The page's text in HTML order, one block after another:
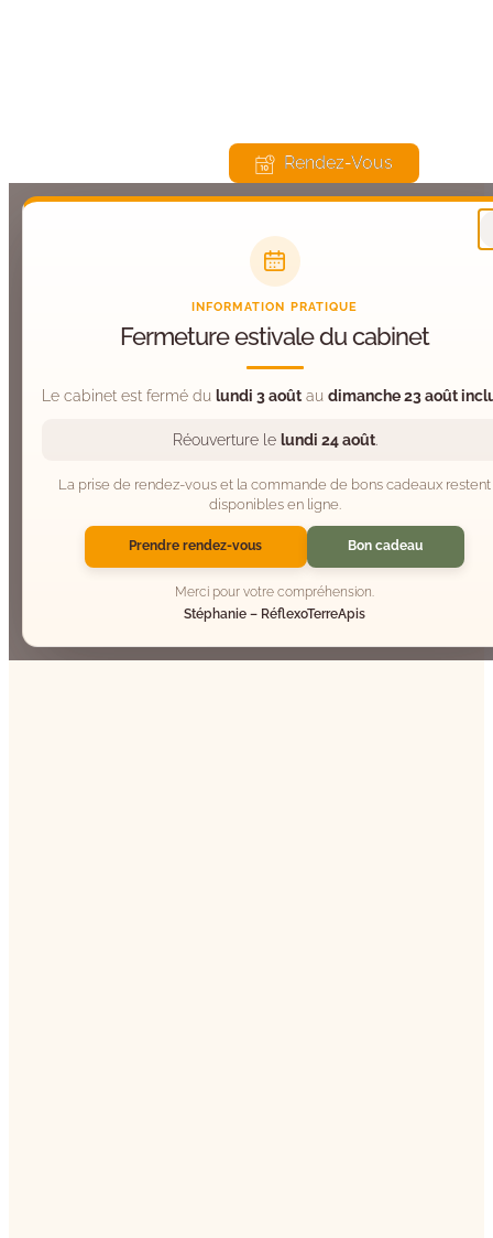
Rendez-Vous
INFORMATION PRATIQUE
Fermeture estivale du cabinet
Le cabinet est fermé du lundi 3 août au dimanche 23 août
Réouverture le lundi 24 août.
La prise de rendez-vous et la commande de bons cadeaux restent
disponibles en ligne.
Prendre rendez-vous Bon cadeau
Merci pour votre compréhension.
Stéphanie – RéflexoTerreApis